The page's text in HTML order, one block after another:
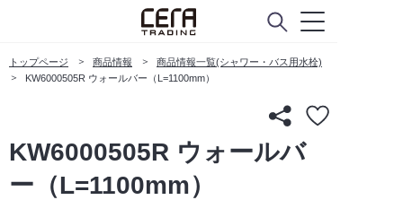
トップページ 商品情報
商品情報一覧(シャワー・バス用水栓)
KW6000505R ウォールバー（L=1100mm）
KW6000505R ウォールバ
ー（L=1100mm）